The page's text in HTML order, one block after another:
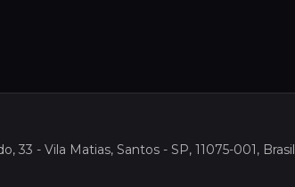
33 - Vila Matias, Santos - SP, 11075-001, Brasil